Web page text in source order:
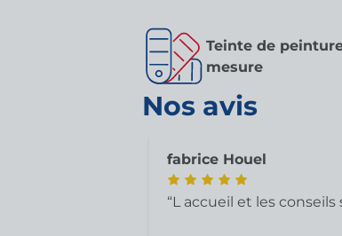
Teinte de
mesure
Nos avis
fabrice Houel
L accueil et les